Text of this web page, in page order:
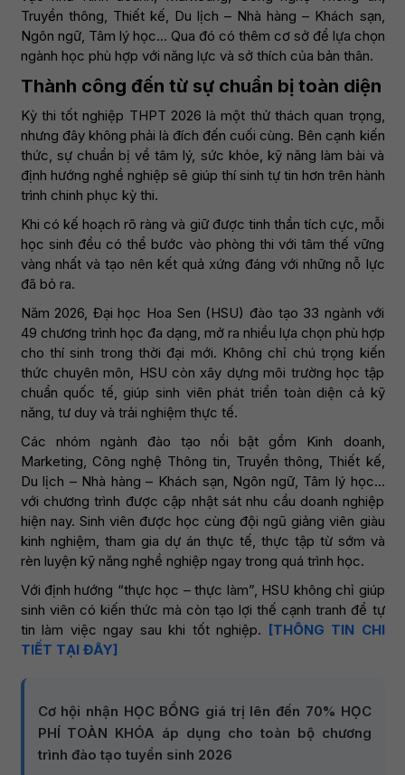
Truyền thông, Thiết kế, Du lịch – Nhà hàng – Khách sạn,
Ngôn ngữ, Tâm lý học… Qua đó có thêm cơ sở để lựa chọn
ngành học phù hợp với năng lực và sở thích của bản thân.
Thành công đến từ sự chuẩn bị toàn diện
Kỳ thi tốt nghiệp THPT 2026 là một thử thách quan trọng,
nhưng đây không phải là đích đến cuối cùng. Bên cạnh kiến
thức, sự chuẩn bị về tâm lý, sức khỏe, kỹ năng làm bài và
định hướng nghề nghiệp sẽ giúp thí sinh tự tin hơn trên hành
trình chinh phục kỳ thi.
Khi có kế hoạch rõ ràng và giữ được tinh thần tích cực, mỗi
học sinh đều có thể bước vào phòng thi với tâm thế vững
vàng nhất và tạo nên kết quả xứng đáng với những nỗ lực
đã bỏ ra.
Năm 2026, Đại học Hoa Sen (HSU) đào tạo 33 ngành với
49 chương trình học đa dạng, mở ra nhiều lựa chọn phù hợp
cho thí sinh trong thời đại mới. Không chỉ chú trọng kiến
thức chuyên môn, HSU còn xây dựng môi trường học tập
chuẩn quốc tế, giúp sinh viên phát triển toàn diện cả kỹ
năng, tư duy và trải nghiệm thực tế.
Các nhóm ngành đào tạo nổi bật gồm Kinh doanh,
Marketing, Công nghệ Thông tin, Truyền thông, Thiết kế,
Du lịch – Nhà hàng – Khách sạn, Ngôn ngữ, Tâm lý học…
với chương trình được cập nhật sát nhu cầu doanh nghiệp
hiện nay. Sinh viên được học cùng đội ngũ giảng viên giàu
kinh nghiệm, tham gia dự án thực tế, thực tập từ sớm và
rèn luyện kỹ năng nghề nghiệp ngay trong quá trình học.
Với định hướng “thực học – thực làm”, HSU không chỉ giúp
sinh viên có kiến thức mà còn tạo lợi thế cạnh tranh để tự
tin làm việc ngay sau khi tốt nghiệp. [THÔNG TIN CHI
TIẾT TẠI ĐÂY]
Cơ hội nhận HỌC BỔNG giá trị lên đến 70% HỌC
PHÍ TOÀN KHÓA áp dụng cho toàn bộ chương
trình đào tạo tuyển sinh 2026